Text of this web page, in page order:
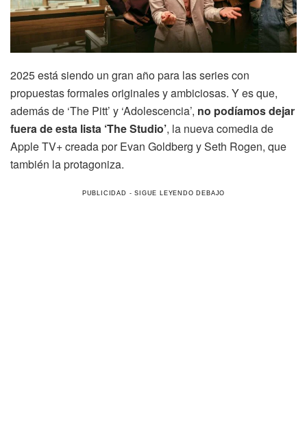
2025 está siendo un gran año para las series con
propuestas formales originales y ambiciosas. Y es que,
además de ‘The Pitt’ y ‘Adolescencia’, no podíamos dejar
fuera de esta lista ‘The Studio’, la nueva comedia de
Apple TV+ creada por Evan Goldberg y Seth Rogen, que
también la protagoniza.